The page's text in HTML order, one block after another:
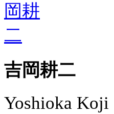
吉岡耕二
Yoshioka Koji